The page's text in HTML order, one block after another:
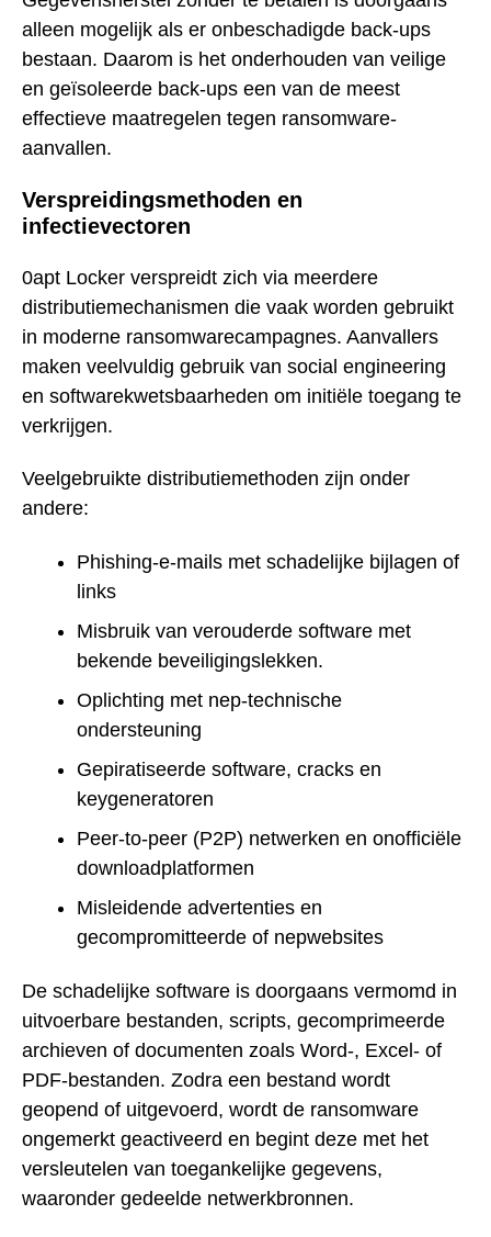
alleen mogelijk als er onbeschadigde back-ups
bestaan. Daarom is het onderhouden van veilige
en geïsoleerde back-ups een van de meest
effectieve maatregelen tegen ransomware-
aanvallen.
Verspreidingsmethoden en
infectievectoren
0apt Locker verspreidt zich via meerdere
distributiemechanismen die vaak worden gebruikt
in moderne ransomwarecampagnes. Aanvallers
maken veelvuldig gebruik van social engineering
en softwarekwetsbaarheden om initiële toegang te
verkrijgen.
Veelgebruikte distributiemethoden zijn onder
andere:
Phishing-e-mails met schadelijke bijlagen of
links
Misbruik van verouderde software met
bekende beveiligingslekken.
Oplichting met nep-technische
ondersteuning
Gepiratiseerde software, cracks en
keygeneratoren
Peer-to-peer (P2P) netwerken en onofficiële
downloadplatformen
Misleidende advertenties en
gecompromitteerde of nepwebsites
De schadelijke software is doorgaans vermomd in
uitvoerbare bestanden, scripts, gecomprimeerde
archieven of documenten zoals Word-, Excel- of
PDF-bestanden. Zodra een bestand wordt
geopend of uitgevoerd, wordt de ransomware
ongemerkt geactiveerd en begint deze met het
versleutelen van toegankelijke gegevens,
waaronder gedeelde netwerkbronnen.